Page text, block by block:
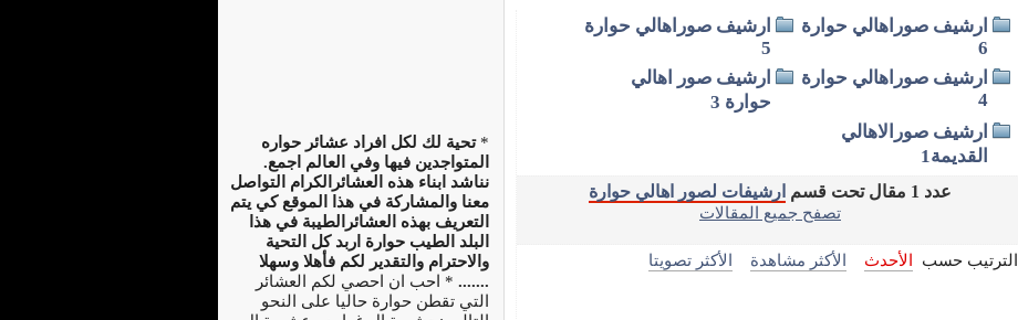
ارشيف صوراهالي حوارة
6
ارشيف صوراهالي حوارة
5
ارشيف صوراهالي حوارة
4
ارشيف صور اهالي
حوارة 3
ارشيف صورالاهالي
القديمة1
عدد 1 مقال تحت قسم
ارشيفات لصور اهالي حوارة
تصفح جميع المقالات
الترتيب حسب الأحدث الأكثر مشاهدة الأكثر تصويتا
*تحية لك لكل افراد عشائر حواره
المتواجدين فيها وفي العالم اجمع.
نناشد ابناء هذه العشائرالكرام التواصل
معنا والمشاركة في هذا الموقع كي يتم
التعريف بهذه العشائرالطيبة في هذا
البلد الطيب حوارة اربد كل التحية
والاحترام والتقدير لكم فأهلا وسهلا
....... * احب ان احصي لكم العشائر
التي تقطن حوارة حاليا على النحو